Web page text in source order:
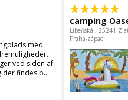
med
ved siden af
der findes b...
camping
Libeňská , 25241
Praha-západ